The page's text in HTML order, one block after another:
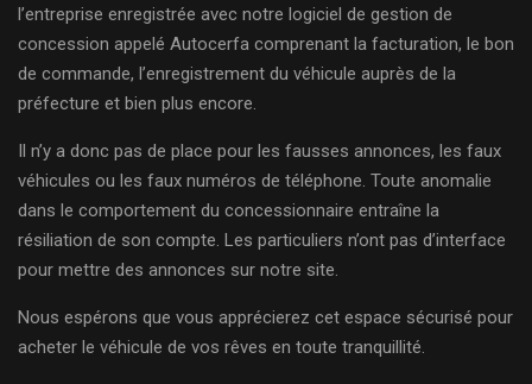
l’entreprise enregistrée avec notre logiciel de gestion de
concession appelé Autocerfa comprenant la facturation, le bon
de commande, l’enregistrement du véhicule auprès de la
préfecture et bien plus encore.
Il n’y a donc pas de place pour les fausses annonces, les faux
véhicules ou les faux numéros de téléphone. Toute anomalie
dans le comportement du concessionnaire entraîne la
résiliation de son compte. Les particuliers n’ont pas d’interface
pour mettre des annonces sur notre site.
Nous espérons que vous apprécierez cet espace sécurisé pour
acheter le véhicule de vos rêves en toute tranquillité.